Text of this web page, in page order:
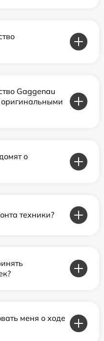
Gaggenau
оригинальными
о
техники?
меня о ходе